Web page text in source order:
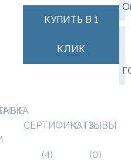
КУПИТЬ В 1
КЛИК
СЕРТИФИКАТЫ
(4)
ОТЗЫВЫ
(0)